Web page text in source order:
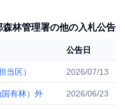
林管理署の他の入札公告
公告日
当区） 2026/07/13
有林）外 2026/06/23